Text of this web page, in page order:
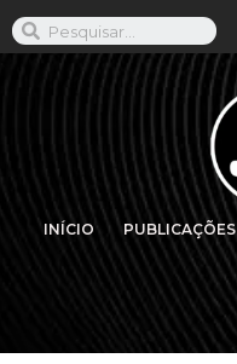
INÍCIO PUBLICAÇÕES